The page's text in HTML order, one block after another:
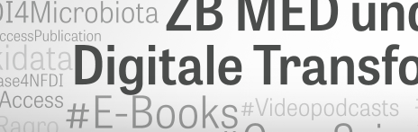
PROJEKTE
PROJEKTE
Forschungsdateninfrastruktur
(NFDI)
TERMINOLOGIEN
DIGITALE LANGZEITARCHIVIERUNG
Fernzugriff
CINAHL
HEALTH STUDY